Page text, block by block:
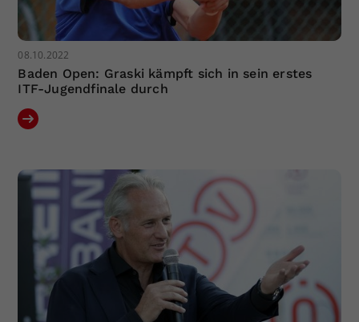
08.10.2022
Baden Open: Graski kämpft sich in sein erstes
ITF-Jugendfinale durch